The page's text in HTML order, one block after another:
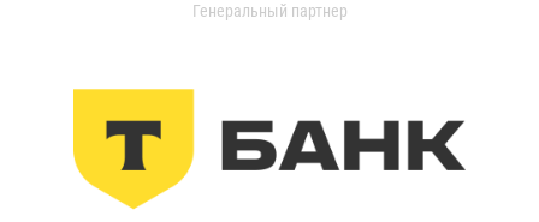
Генеральный партнер